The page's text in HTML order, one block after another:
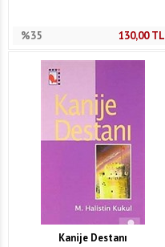
%35 130,00TL
Kanije Destanı